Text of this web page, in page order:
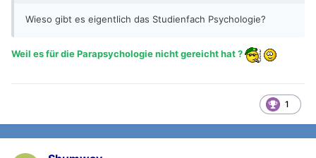
Wieso gibt es eigentlich das Studienfach Psychologie?
Weil es für die Parapsychologie nicht gereicht hat ?
1